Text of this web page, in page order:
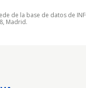
de la base de datos de
Madrid.